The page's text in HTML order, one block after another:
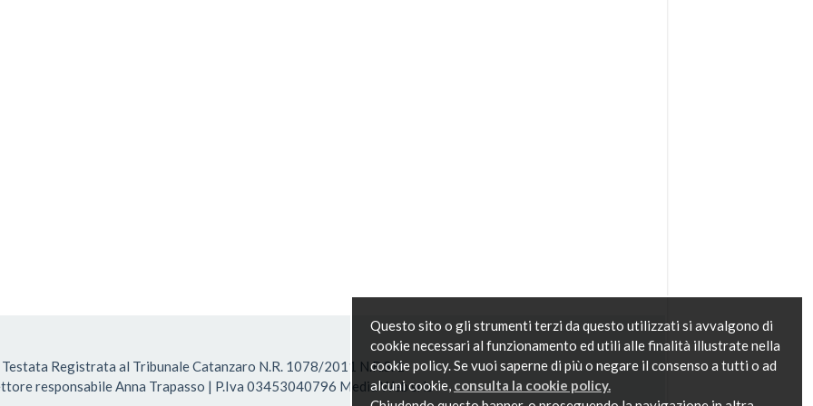
Testata Registrata al Tribunale Catanzaro N.R. 1078/2011 N.R.S. 1
responsabile Anna Trapasso | P.Iva 03453040796 Media Web srls
Questo sito o gli strumenti terzi da questo utilizzati si avvalgono di
cookie necessari al funzionamento ed utili alle finalità illustrate nella
cookie policy. Se vuoi saperne di più o negare il consenso a tutti o ad
alcuni cookie, consulta la cookie policy.